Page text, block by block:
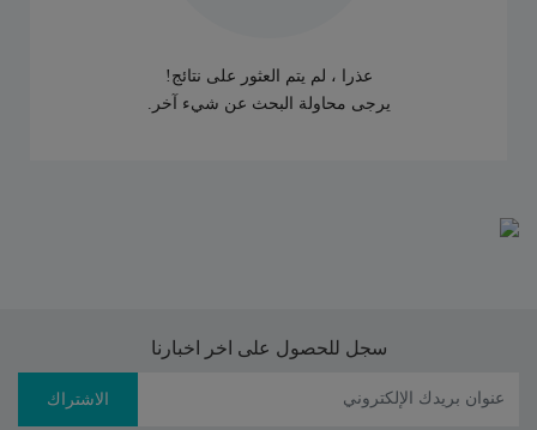
عذرا ، لم يتم العثور على نتائج!
يرجى محاولة البحث عن شيء آخر.
سجل للحصول على اخر اخبارنا
الاشتراك